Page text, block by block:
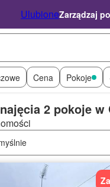
UlubioneZarządzaj
Cena Pokoje
2 pokoje w